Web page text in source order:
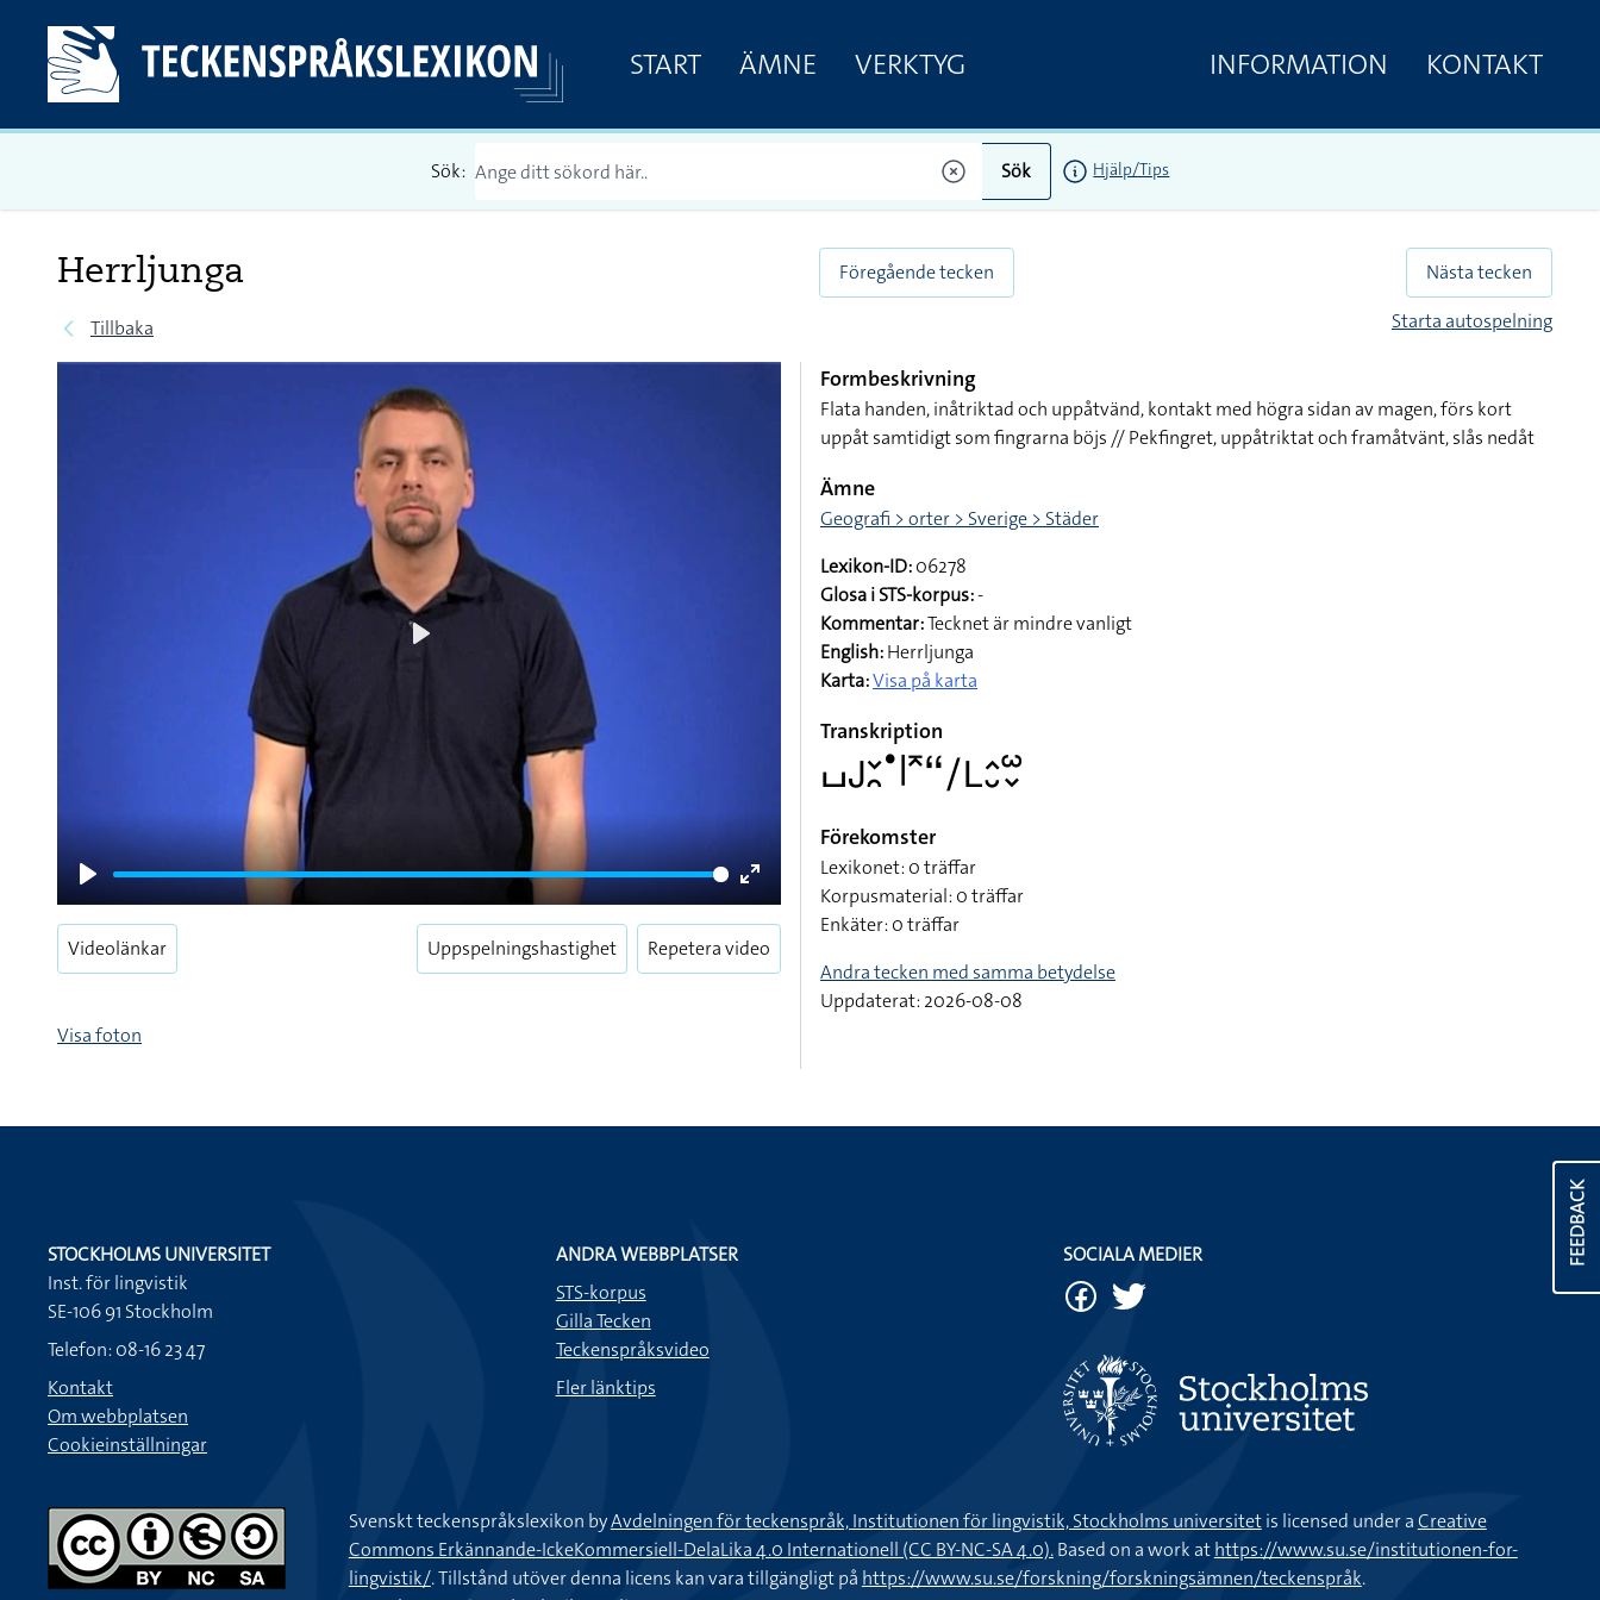
START ÄMNE VERKTYG INFORMATION KONTAKT
Sök: Sök Hjälp/Tips
Herrljunga
Tillbaka
Föregående tecken
Nästa tecken
Starta autospelning
Play
Enter
fullscreen
Videolänkar Uppspelningshastighet Repetera video
Visa foton
Formbeskrivning
Flata handen, inåtriktad och uppåtvänd, kontakt med högra sidan av magen, förs kort
uppåt samtidigt som fingrarna böjs // Pekfingret, uppåtriktat och framåtvänt, slås nedåt
Ämne
Geografi > orter > Sverige > Städer
Lexikon-ID:06278
Glosa i STS-korpus:-
Kommentar:Tecknet är mindre vanligt
English:Herrljunga
Karta:Visa på karta
Transkription
􌤖􌤢􌥖􌥘􌤟􌥼􌥷􌦨􌥠􌥈􌤵􌤷􌥱􌦀
Förekomster
Lexikonet: 0 träffar
Korpusmaterial: 0 träffar
Enkäter: 0 träffar
Andra tecken med samma betydelse
Uppdaterat: 2026-08-08
FEEDBACK
STOCKHOLMS UNIVERSITET
Inst. för lingvistik
SE-106 91 Stockholm
Telefon: 08-16 23 47
Kontakt
Om webbplatsen
Cookieinställningar
ANDRA WEBBPLATSER
STS-korpus
Gilla Tecken
Teckenspråksvideo
Fler länktips
SOCIALA MEDIER
Svenskt teckenspråkslexikon byAvdelningen för teckenspråk, Institutionen för lingvistik, Stockholms universitetis licensed under aCreative
Commons Erkännande-IckeKommersiell-DelaLika 4.0 Internationell (CC BY-NC-SA 4.0).Based on a work athttps://www.su.se/institutionen-for-
lingvistik/. Tillstånd utöver denna licens kan vara tillgängligt på https://www.su.se/forskning/forskningsämnen/teckenspråk.